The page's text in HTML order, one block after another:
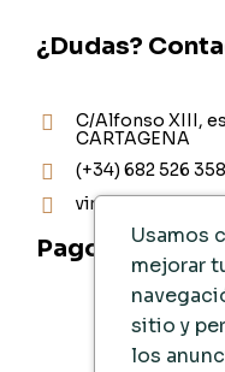
¿Dudas?
C/Alfonso XIII,
CARTAGENA
(+34) 682 526 358
vinoteca@ad-
Pago Seguro
Usamos
mejorar
sitio y
los